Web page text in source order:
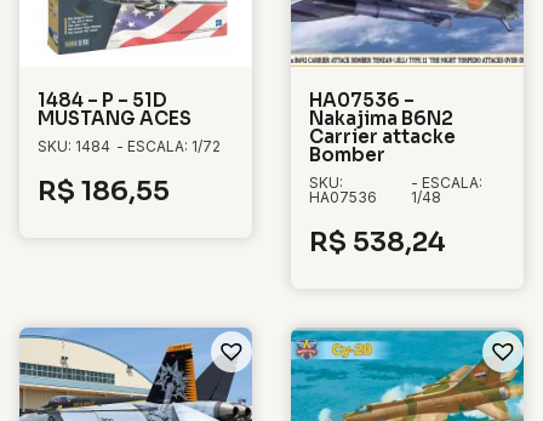
1484 – P – 51D
MUSTANG ACES
SKU: 1484 - ESCALA: 1/72
R$ 186,55
HA07536 –
Nakajima B6N2
Carrier attacke
Bomber
SKU:
HA07536
- ESCALA:
1/48
R$ 538,24